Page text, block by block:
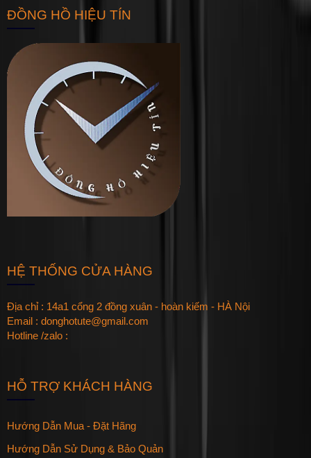
ĐỒNG HỒ HIỆU TÍN
HỆ THỐNG CỬA HÀNG
Địa chỉ : 14a1 cổng 2 đồng xuân - hoàn kiếm - HÀ Nội
Email : donghotute@gmail.com
Hotline /zalo :
HỖ TRỢ KHÁCH HÀNG
Hướng Dẫn Mua - Đặt Hãng
Hướng Dẫn Sử Dụng & Bảo Quản